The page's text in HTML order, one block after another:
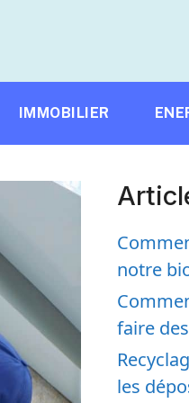
IMMOBILIER
notre
faire
les